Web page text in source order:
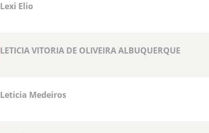
Lexi Elio
LETICIA VITORIA DE OLIVEIRA ALBUQUERQUE
Leticia Medeiros